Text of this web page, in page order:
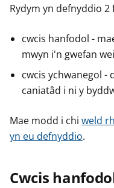
wRydym yn defnyddio 2
cwcis hanfodol -
mwyn i'n gwefan
cwcis ychwanegol
caniatâd i ni y
Mae modd i chi weld
yn eu defnyddio.
Cwcis